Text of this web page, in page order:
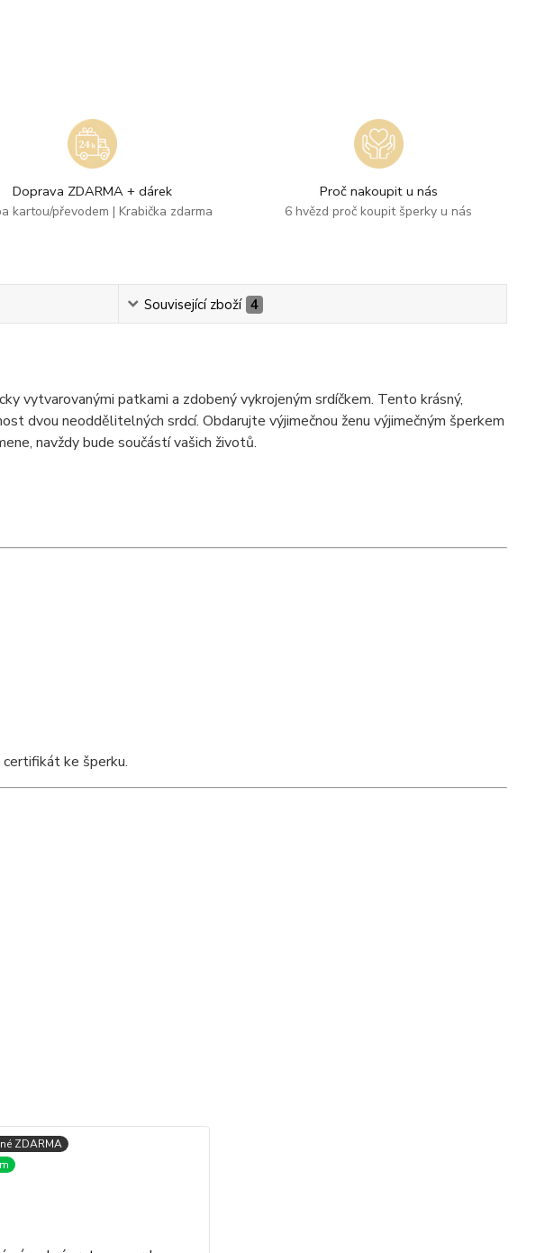
Doprava ZDARMA + dárek
kartou/převodem | Krabička zdarma
Proč nakoupit u nás
6 hvězd proč koupit šperky u nás
Související zboží 4
vytvarovanými patkami a zdobený vykrojeným srdíčkem. Tento krásný,
dvou neoddělitelných srdcí. Obdarujte výjimečnou ženu výjimečným šperkem
navždy bude součástí vašich životů.
certifikát ke šperku.